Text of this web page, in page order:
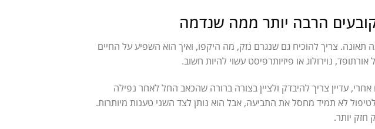
הרבה יותר ממה שנדמה
תאונה. צריך להוכיח גם שנגרם נזק, מה היקפו, ואיך הוא השפיע על החיים
נוירולוג או פיזיותרפיסט עשוי להיות חשוב.
עדיין צריך להיבדק ולציין בצורה ברורה שהכאב החל לאחר נפילה
לא תמיד מחסל את התביעה, אבל הוא נותן לצד השני טענות מיותרות.
חזק יותר.